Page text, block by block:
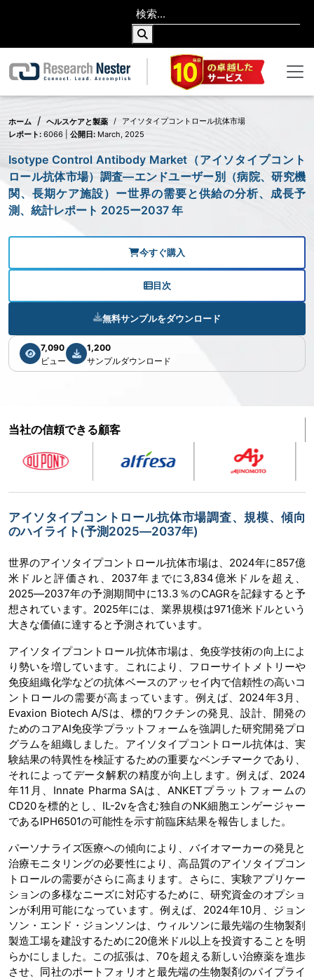
ホーム ヘルスケアと製薬
アイソタイプコントロール抗体市場
レポート: 6066 | 公開日: March, 2025
Isotype Control Antibody Market（アイソタイプコント
ロール抗体市場）調査―エンドユーザー別（病院、研究機
関、長期ケア施設）ー世界の需要と供給の分析、成長予
測、統計レポート 2025ー2037 年
今すぐ購入
目次
無料サンプルをダウンロード
7,090
ビュー
1,200
サンプルダウンロード
当社の信頼できる顧客
アイソタイプコントロール抗体市場調査、規模、傾向
のハイライト(予測2025―2037年)
世界のアイソタイプコントロール抗体市場は、2024年に857億
米ドルと評価され、2037年までに3,834億米ドルを超え、
2025―2037年の予測期間中に13.3％のCAGRを記録すると予
想されています。2025年には、業界規模は971億米ドルという
大きな価値に達すると予測されています。
アイソタイプコントロール抗体市場は、免疫学技術の向上によ
り勢いを増しています。これにより、フローサイトメトリーや
免疫組織化学などの抗体ベースのアッセイ内で信頼性の高いコ
ントロールの需要が高まっています。例えば、2024年3月、
Evaxion Biotech A/Sは、標的ワクチンの発見、設計、開発の
ためのコアAI免疫学プラットフォームを強調した研究開発プロ
グラムを組織しました。アイソタイプコントロール抗体は、実
験結果の特異性を検証するための重要なベンチマークであり、
それによってデータ解釈の精度が向上します。例えば、2024
年11月、Innate Pharma SAは、ANKETプラットフォームの
CD20を標的とし、IL-2vを含む独自のNK細胞エンゲージャー
であるIPH6501の可能性を示す前臨床結果を報告しました。
パーソナライズ医療への傾向により、バイオマーカーの発見と
治療モニタリングの必要性により、高品質のアイソタイプコン
トロールの需要がさらに高まります。さらに、実験アプリケー
ションの多様なニーズに対応するために、研究資金のオプショ
ンが利用可能になっています。例えば、2024年10月、ジョン
ソン・エンド・ジョンソンは、ウィルソンに最先端の生物製剤
製造工場を建設するために20億米ドル以上を投資することを明
らかにしました。この拡張は、70を超える新しい治療薬を進歩
させ、同社のポートフォリオと最先端の生物製剤のパイプライ